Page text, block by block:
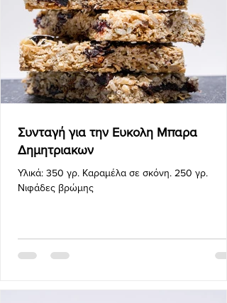
Συνταγή για την Ευκολη Μπαρα
Δημητριακων
Υλικά: 350 γρ. Καραμέλα σε σκόνη. 250 γρ.
Νιφάδες βρώμης